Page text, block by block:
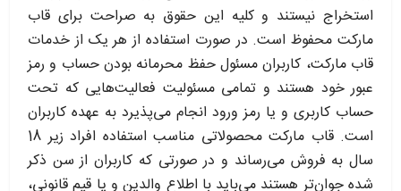
استخراج نیستند و کلیه این حقوق به صراحت برای قاب
مارکت محفوظ است. در صورت استفاده از هر یک از خدمات
قاب مارکت، کاربران مسئول حفظ محرمانه بودن حساب و رمز
عبور خود هستند و تمامی مسئولیت فعالیت‌‏هایی که تحت
حساب کاربری و یا رمز ورود انجام می‏‌پذیرد به عهده کاربران
است. قاب مارکت محصولاتی مناسب استفاده افراد زیر 18
سال به فروش می‏‌رساند و در صورتی که کاربران از سن ذکر
شده جوان‌‏تر هستند می‌‏باید با اطلاع والدین و یا قیم قانونی،